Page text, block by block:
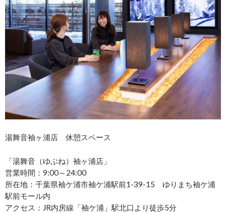
湯舞音袖ヶ浦店 休憩スペース
「湯舞音（ゆぶね）袖ヶ浦店」
営業時間：9:00～24:00
所在地：千葉県袖ケ浦市袖ケ浦駅前1-39-15 ゆりまち袖ケ浦
駅前モール内
アクセス：JR内房線「袖ケ浦」駅北口より徒歩5分